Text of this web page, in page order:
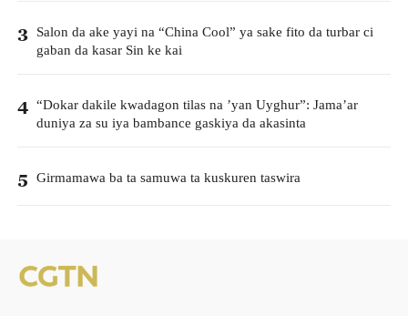
3 Salon da ake yayi na “China Cool” ya sake fito da turbar ci
gaban da kasar Sin ke kai
4 “Dokar dakile kwadagon tilas na ’yan Uyghur”: Jama’ar
duniya za su iya bambance gaskiya da akasinta
5 Girmamawa ba ta samuwa ta kuskuren taswira